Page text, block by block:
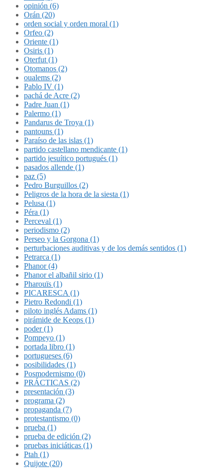
opinión (6)
Orán (20)
orden social y orden moral (1)
Orfeo (2)
Oriente (1)
Osiris (1)
Oterfut (1)
Otomanos (2)
oualems (2)
Pablo IV (1)
pachá de Acre (2)
Padre Juan (1)
Palermo (1)
Pandarus de Troya (1)
pantouns (1)
Paraíso de las islas (1)
partido castellano mendicante (1)
partido jesuítico portugués (1)
pasados allende (1)
paz (5)
Pedro Burguillos (2)
Peligros de la hora de la siesta (1)
Pelusa (1)
Péra (1)
Perceval (1)
periodismo (2)
Perseo y la Gorgona (1)
perturbaciones auditivas y de los demás sentidos (1)
Petrarca (1)
Phanor (4)
Phanor el albañil sirio (1)
Pharouïs (1)
PICARESCA (1)
Pietro Redondi (1)
piloto inglés Adams (1)
pirámide de Keops (1)
poder (1)
Pompeyo (1)
portada libro (1)
portugueses (6)
posibilidades (1)
Posmodernismo (0)
PRÁCTICAS (2)
presentación (3)
programa (2)
propaganda (7)
protestantismo (0)
prueba (1)
prueba de edición (2)
pruebas iniciáticas (1)
Ptah (1)
Quijote (20)